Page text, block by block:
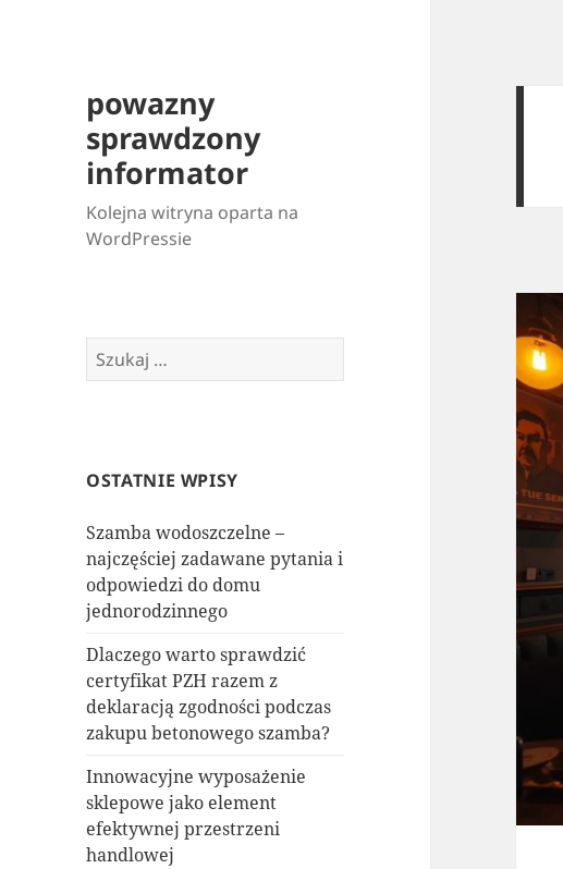
powazny
sprawdzony
informator
Kolejna witryna oparta na
WordPressie
Szukaj:
OSTATNIE WPISY
Szamba wodoszczelne –
najczęściej zadawane pytania i
odpowiedzi do domu
jednorodzinnego
Dlaczego warto sprawdzić
certyfikat PZH razem z
deklaracją zgodności podczas
zakupu betonowego szamba?
Innowacyjne wyposażenie
sklepowe jako element
efektywnej przestrzeni
handlowej